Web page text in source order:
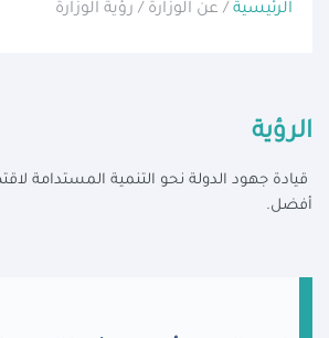
الرئيسية / عن الوزارة / رؤية الوزارة
الرؤية
قيادة جهود الدولة نحو التنمية المستدامة
أفضل.